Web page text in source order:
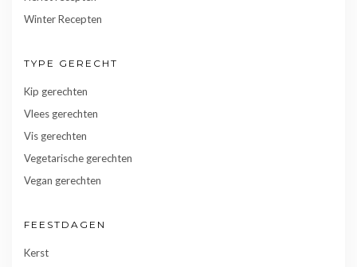
Winter Recepten
TYPE GERECHT
Kip gerechten
Vlees gerechten
Vis gerechten
Vegetarische gerechten
Vegan gerechten
FEESTDAGEN
Kerst